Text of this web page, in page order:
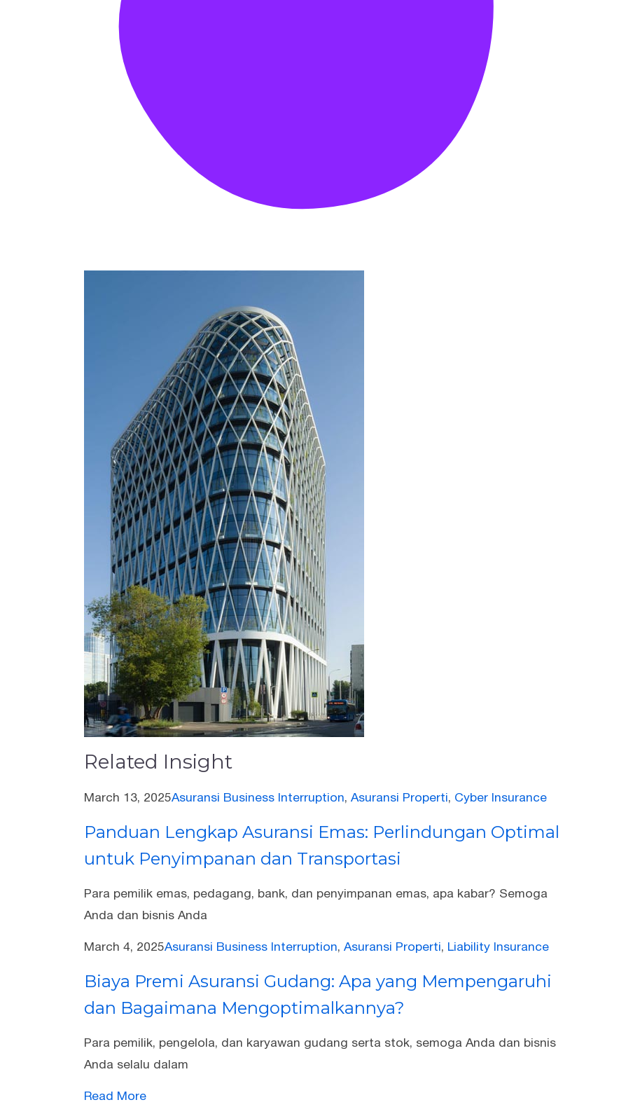
Related Insight
March 13, 2025Asuransi Business Interruption, Asuransi Properti, Cyber Insurance
Panduan Lengkap Asuransi Emas: Perlindungan Optimal
untuk Penyimpanan dan Transportasi
Para pemilik emas, pedagang, bank, dan penyimpanan emas, apa kabar? Semoga
Anda dan bisnis Anda
March 4, 2025Asuransi Business Interruption, Asuransi Properti, Liability Insurance
Biaya Premi Asuransi Gudang: Apa yang Mempengaruhi
dan Bagaimana Mengoptimalkannya?
Para pemilik, pengelola, dan karyawan gudang serta stok, semoga Anda dan bisnis
Anda selalu dalam
Read More